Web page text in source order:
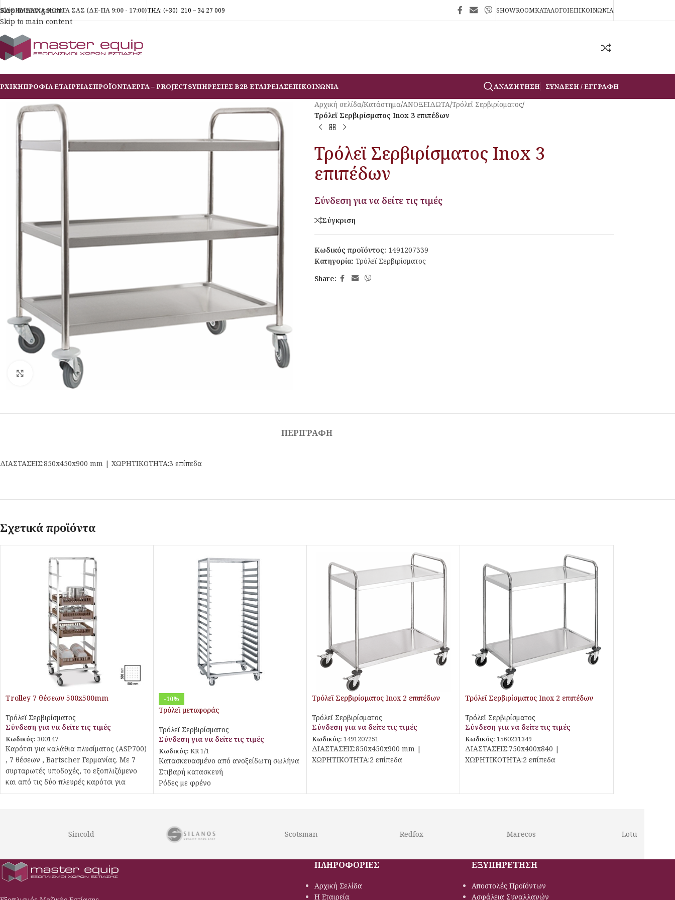
Skip to navigation
Skip to main content
ΚΑΘΗΜΕΡΙΝΑ ΚΟΝΤΑ ΣΑΣ (ΔΕ-ΠΑ 9:00 - 17:00)ΤΗΛ: (+30) 210 – 34 27 009 SHOWROOMΚΑΤΑΛΟΓΟΙΕΠΙΚΟΙΝΩΝΙΑ
ΠΡΟΦΙΛ ΕΤΑΙΡΕΙΑΣΠΡΟΪΟΝΤΑΕΡΓΑ – PROJECTSΥΠΗΡΕΣΙΕΣ B2B ΕΤΑΙΡΕΙΑΣΕΠΙΚΟΙΝΩΝΙΑ ΑΝΑΖΉΤΗΣΗ ΣΎΝΔΕΣΗ / ΕΓΓΡΑΦΉ
Κλικ για μεγέθυνση
Αρχική σελίδα/Κατάστημα/ΑΝΟΞΕΙΔΩΤΑ/Τρόλεϊ Σερβιρίσματος/
Τρόλεϊ Σερβιρίσματος Inox 3 επιπέδων
Τρόλεϊ Σερβιρίσματος Inox 3
επιπέδων
Σύνδεση για να δείτε τις τιμές
Σύγκριση
Κωδικός προϊόντος: 1491207339
Κατηγορία: Τρόλεϊ Σερβιρίσματος
Share:
ΠΕΡΙΓΡΑΦΉ
ΔΙΑΣΤΑΣΕΙΣ:850x450x900 mm | ΧΩΡΗΤΙΚΟΤΗΤΑ:3 επίπεδα
Σχετικά προϊόντα
Trolley 7 θέσεων 500x500mm
Τρόλεϊ Σερβιρίσματος
Σύνδεση για να δείτε τις τιμές
Κωδικός: 300147
Καρότσι για καλάθια πλυσίματος (ASP700)
, 7 θέσεων , Bartscher Γερμανίας. Με 7
συρταρωτές υποδοχές, το εξοπλιζόμενο
και από τις δύο πλευρές καρότσι για
καλάθια πλυσίματος προσφέρει χώρο
ανατροπή ή πτώση των καλαθιών
-10%
Τρόλεϊ μεταφοράς
Τρόλεϊ Σερβιρίσματος
Σύνδεση για να δείτε τις τιμές
Κωδικός: KR 1/1
Κατασκευασμένο από ανοξείδωτη σωλήνα
Στιβαρή κατασκευή
Ρόδες με φρένο
Τρόλεϊ Σερβιρίσματος Inox 2 επιπέδων
Τρόλεϊ Σερβιρίσματος
Σύνδεση για να δείτε τις τιμές
Κωδικός: 1491207251
ΔΙΑΣΤΑΣΕΙΣ:850x450x900 mm |
ΧΩΡΗΤΙΚΟΤΗΤΑ:2 επίπεδα
Τρόλεϊ Σερβιρίσματος Inox 2 επιπέδων
Τρόλεϊ Σερβιρίσματος
Σύνδεση για να δείτε τις τιμές
Κωδικός: 1560231349
ΔΙΑΣΤΑΣΕΙΣ:750x400x840 |
ΧΩΡΗΤΙΚΟΤΗΤΑ:2 επίπεδα
ΠΛΗΡΟΦΟΡΙΕΣ
Αρχική Σελίδα
Η Εταιρεία
ΕΞΥΠΗΡΕΤΗΣΗ
Αποστολές Προϊόντων
Ασφάλεια Συναλλαγών